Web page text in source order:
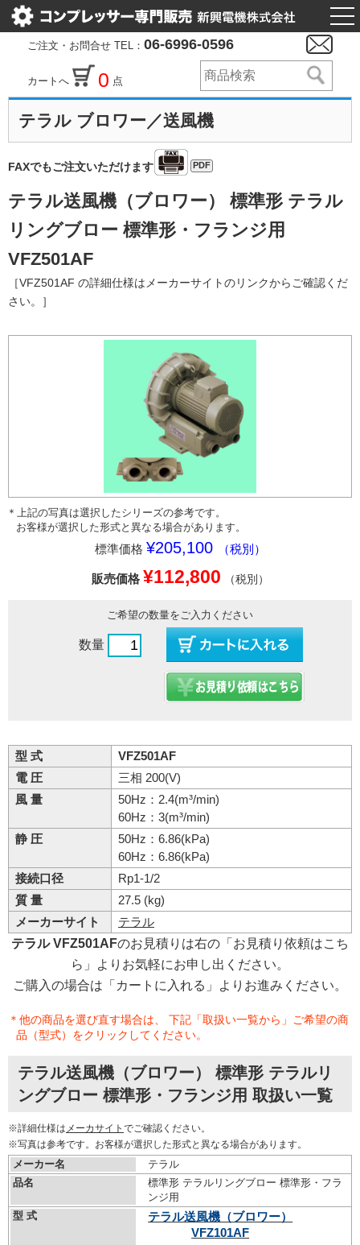
ご注文・お問合せ TEL： 06-6996-0596
カートへ 0 点
テラル ブロワー／送風機
FAXでもご注文いただけます PDF
テラル送風機（ブロワー） 標準形 テラル
リングブロー 標準形・フランジ用
VFZ501AF
［VFZ501AF の詳細仕様はメーカーサイトのリンクからご確認くだ
さい。］
＊上記の写真は選択したシリーズの参考です。
お客様が選択した形式と異なる場合があります。
標準価格 ¥205,100 （税別）
販売価格 ¥112,800 （税別）
ご希望の数量をご入力ください
数量
型 式
VFZ501AF
電 圧
三相 200(V)
風 量
50Hz：2.4(m³/min)
60Hz：3(m³/min)
静 圧
50Hz：6.86(kPa)
60Hz：6.86(kPa)
接続口径
Rp1-1/2
質 量
27.5 (kg)
メーカーサイト
テラル
テラル VFZ501AFのお見積りは右の「お見積り依頼はこち
ら」よりお気軽にお申し出ください。
ご購入の場合は「カートに入れる」よりお進みください。
＊他の商品を選び直す場合は、 下記「取扱い一覧から」ご希望の商
品（型式）をクリックしてください。
テラル送風機（ブロワー） 標準形 テラルリ
ングブロー 標準形・フランジ用 取扱い一覧
※詳細仕様は メーカサイト でご確認ください。
※写真は参考です。お客様が選択した形式と異なる場合があります。
メーカー名
テラル
品名
標準形 テラルリングブロー 標準形・フラ
ンジ用
型 式
テラル送風機（ブロワー）
VFZ101AF